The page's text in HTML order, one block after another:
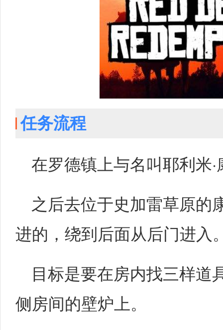
任务流程
在罗德镇上与名叫耶利米
之后去位于史加雷草原的
进的，绕到后面从后门进入
目标是要在房内找三样道
侧房间的壁炉上。